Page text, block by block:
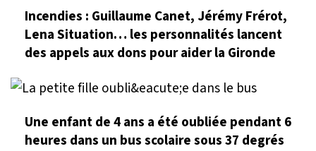
Incendies : Guillaume Canet, Jérémy Frérot,
Lena Situation… les personnalités lancent
des appels aux dons pour aider la Gironde
Une enfant de 4 ans a été oubliée pendant 6
heures dans un bus scolaire sous 37 degrés